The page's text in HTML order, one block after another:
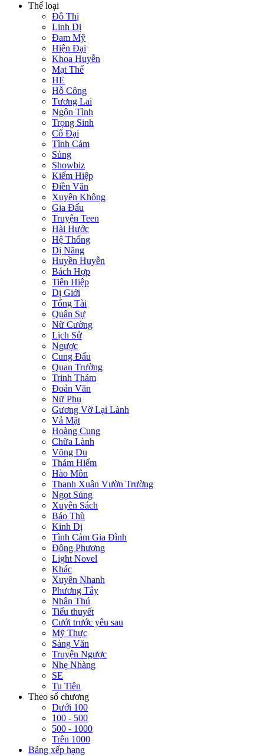
Thể loại
Đô Thị
Linh Dị
Đam Mỹ
Hiện Đại
Khoa Huyễn
Mạt Thế
HE
Hỗ Công
Tương Lai
Ngôn Tình
Trọng Sinh
Cổ Đại
Tình Cảm
Sủng
Showbiz
Kiếm Hiệp
Điền Văn
Xuyên Không
Gia Đấu
Truyện Teen
Hài Hước
Hệ Thống
Dị Năng
Huyền Huyễn
Bách Hợp
Tiên Hiệp
Dị Giới
Tổng Tài
Quân Sự
Nữ Cường
Lịch Sử
Ngược
Cung Đấu
Quan Trường
Trinh Thám
Đoản Văn
Nữ Phụ
Gương Vỡ Lại Lành
Vả Mặt
Hoàng Cung
Chữa Lành
Võng Du
Thám Hiểm
Hào Môn
Thanh Xuân Vườn Trường
Ngọt Sủng
Xuyên Sách
Báo Thù
Kinh Dị
Tình Cảm Gia Đình
Đông Phương
Light Novel
Khác
Xuyên Nhanh
Phương Tây
Nhân Thú
Tiểu thuyết
Cưới trước yêu sau
Mỹ Thực
Sảng Văn
Truyện Ngược
Nhẹ Nhàng
SE
Tu Tiên
Theo số chương
Dưới 100
100 - 500
500 - 1000
Trên 1000
Bảng xếp hạng